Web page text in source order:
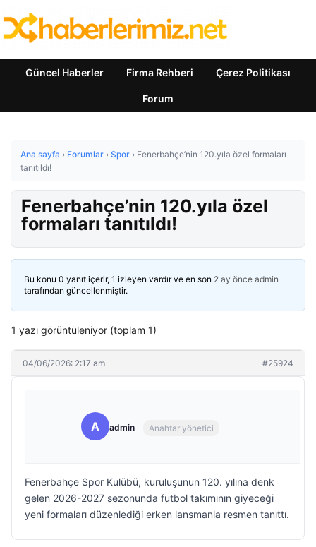
Güncel Haberler Firma Rehberi Çerez Politikası
Forum
Ana sayfa › Forumlar › Spor › Fenerbahçe’nin 120.yıla özel formaları
tanıtıldı!
Fenerbahçe’nin 120.yıla özel
formaları tanıtıldı!
Bu konu 0 yanıt içerir, 1 izleyen vardır ve en son 2 ay önce admin
tarafından güncellenmiştir.
1 yazı görüntüleniyor (toplam 1)
04/06/2026: 2:17 am #25924
A admin Anahtar yönetici
Fenerbahçe Spor Kulübü, kuruluşunun 120. yılına denk
gelen 2026-2027 sezonunda futbol takımının giyeceği
yeni formaları düzenlediği erken lansmanla resmen tanıttı.